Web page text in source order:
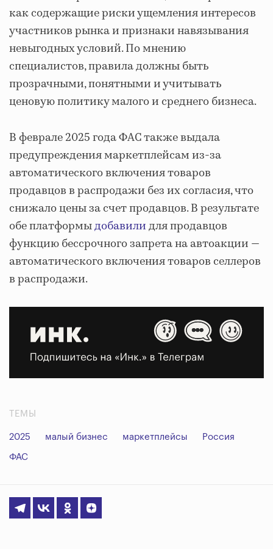
как содержащие риски ущемления интересов
участников рынка и признаки навязывания
невыгодных условий. По мнению
специалистов, правила должны быть
прозрачными, понятными и учитывать
ценовую политику малого и среднего бизнеса.
В феврале 2025 года ФАС также выдала
предупреждения маркетплейсам из-за
автоматического включения товаров
продавцов в распродажи без их согласия, что
снижало цены за счет продавцов. В результате
обе платформыдобавилидля продавцов
функцию бессрочного запрета на автоакции —
автоматического включения товаров селлеров
в распродажи.
ТЕМЫ
2025 малый бизнес маркетплейсы Россия
ФАС